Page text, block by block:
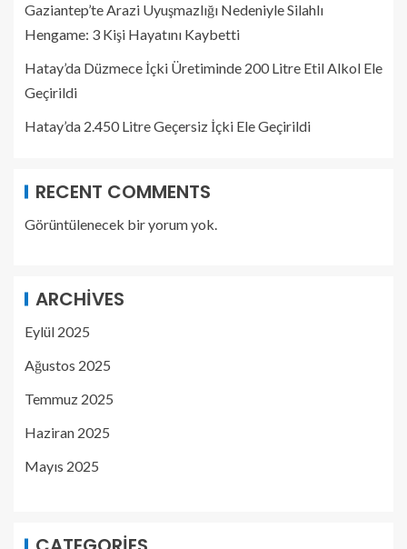
Gaziantep’te Arazi Uyuşmazlığı Nedeniyle Silahlı
Hengame: 3 Kişi Hayatını Kaybetti
Hatay’da Düzmece İçki Üretiminde 200 Litre Etil Alkol Ele
Geçirildi
Hatay’da 2.450 Litre Geçersiz İçki Ele Geçirildi
RECENT COMMENTS
Görüntülenecek bir yorum yok.
ARCHIVES
Eylül 2025
Ağustos 2025
Temmuz 2025
Haziran 2025
Mayıs 2025